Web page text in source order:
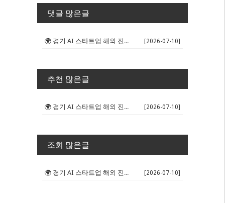
댓글 많은글
🌍 경기 AI 스타트업 해외 진출 판... [2026-07-10]
추천 많은글
🌍 경기 AI 스타트업 해외 진출 판... [2026-07-10]
조회 많은글
🌍 경기 AI 스타트업 해외 진출 판... [2026-07-10]